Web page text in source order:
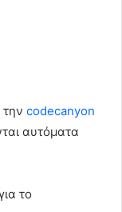
codecanyon
αυτόματα
το